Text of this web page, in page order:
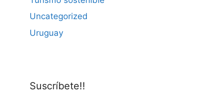
Uncategorized
Uruguay
Suscríbete!!